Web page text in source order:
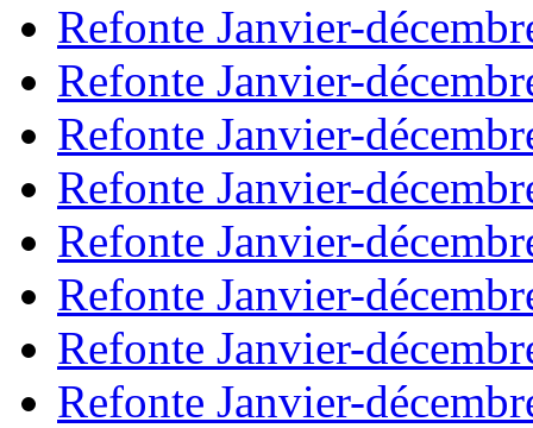
Refonte Janvier-
Refonte Janvier-
Refonte Janvier-
Refonte Janvier-
Refonte Janvier-
Refonte Janvier-
Refonte Janvier-
Refonte Janvier-